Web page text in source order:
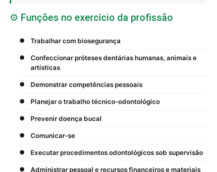
⚙️ Funções no exercício da profissão
Trabalhar com biosegurança
Confeccionar próteses dentárias humanas, animais e
artísticas
Demonstrar competências pessoais
Planejar o trabalho técnico-odontológico
Prevenir doença bucal
Comunicar-se
Executar procedimentos odontológicos sob supervisão
Administrar pessoal e recursos financeiros e materiais